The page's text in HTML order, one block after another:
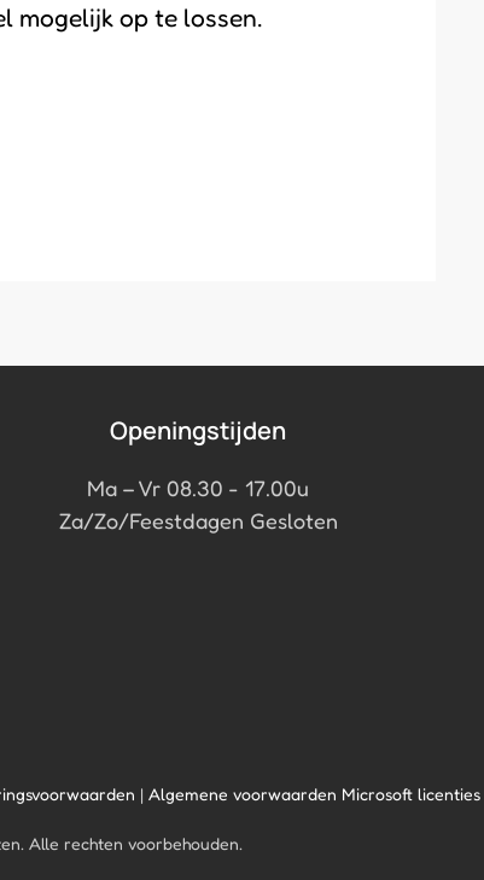
mogelijk op te lossen.
Openingstijden
Ma – Vr 08.30 - 17.00u
Za/Zo/Feestdagen Gesloten
| Algemene voorwaarden Microsoft licenties
Alle rechten voorbehouden.